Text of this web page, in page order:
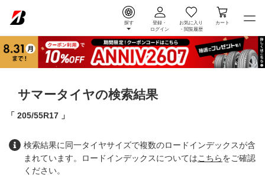
探す
登録・
ログイン
お気に入り
・ 閲覧履歴
カート
サマータイヤの検索結果
205/55R17
検索結果に同一タイヤサイズで複数のロードインデックスが含
まれています。ロードインデックスについてはこちらをご確認
ください。